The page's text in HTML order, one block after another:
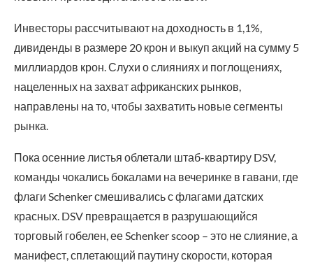
Инвесторы рассчитывают на доходность в 1,1%,
дивиденды в размере 20 крон и выкуп акций на сумму 5
миллиардов крон. Слухи о слияниях и поглощениях,
нацеленных на захват африканских рынков,
направлены на то, чтобы захватить новые сегменты
рынка.
Пока осенние листья облетали штаб-квартиру DSV,
команды чокались бокалами на вечеринке в гавани, где
флаги Schenker смешивались с флагами датских
красных. DSV превращается в разрушающийся
торговый гобелен, ее Schenker scoop – это не слияние, а
манифест, сплетающий паутину скорости, которая